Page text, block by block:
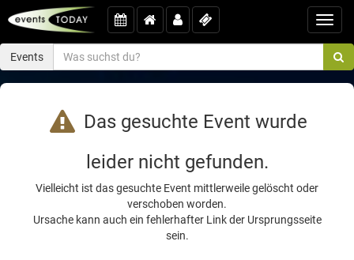
Events
Das gesuchte Event wurde
leider nicht gefunden.
Vielleicht ist das gesuchte Event mittlerweile gelöscht oder
verschoben worden.
Ursache kann auch ein fehlerhafter Link der Ursprungsseite
sein.